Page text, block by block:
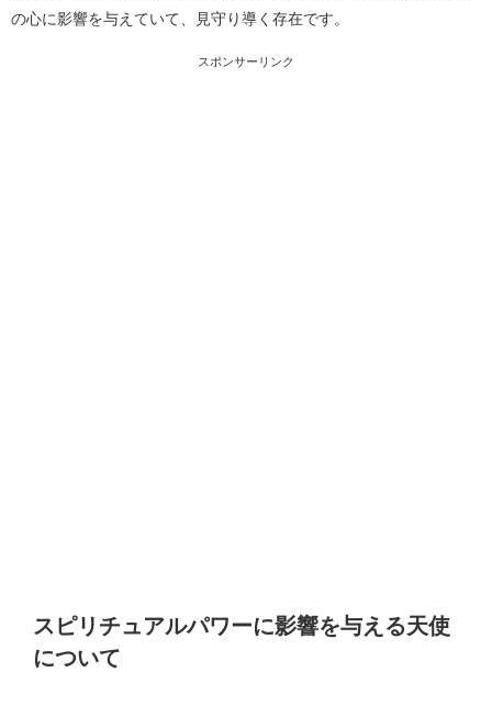
の心に影響を与えていて、見守り導く存在です。
スポンサーリンク
スピリチュアルパワーに影響を与える天使
について